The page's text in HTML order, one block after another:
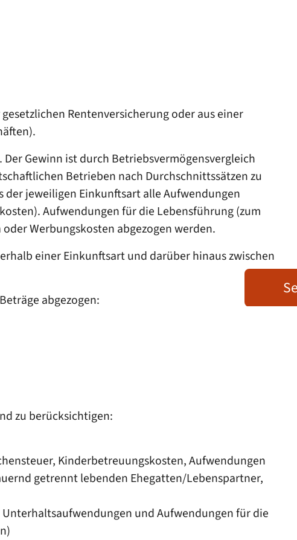
Rentenversicherung oder aus einer
Gewinn ist durch Betriebsvermögensvergleich
Betrieben nach Durchschnittssätzen zu
jeweiligen Einkunftsart alle Aufwendungen
Aufwendungen für die Lebensführung (zum
Werbungskosten abgezogen werden.
einer Einkunftsart und darüber hinaus zwischen
abgezogen:
zu berücksichtigen:
Kinderbetreuungskosten, Aufwendungen
getrennt lebenden Ehegatten/Lebenspartner,
und Aufwendungen für die